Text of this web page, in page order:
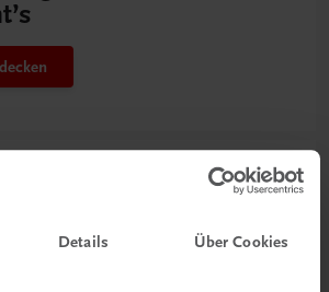
Details Über Cookies